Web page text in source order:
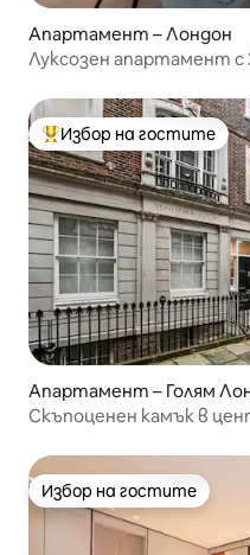
Апартамент – Лондон
Луксозен апартамент с
Най-популярен избор
Избор на гостите
Апартамент – Голям
Скъпоценен камък в
Избор на гостите
Избор на гостите